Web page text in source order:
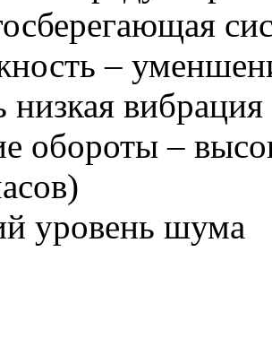
–
низкая вибрация
обороты –
уровень шума